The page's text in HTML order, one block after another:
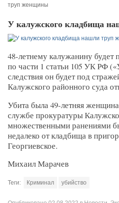
труп женщины
У калужского кладбища
48-летнему калужанину будет
по части 1 статьи 105 УК РФ
следствия он будет под
Калужского районного суда
Убита была 49-летняя
службе прокуратуры
множественными ранениями
недалеко от кладбища в
Георгиевское.
Михаил Марачев
Теги: Криминал убийство